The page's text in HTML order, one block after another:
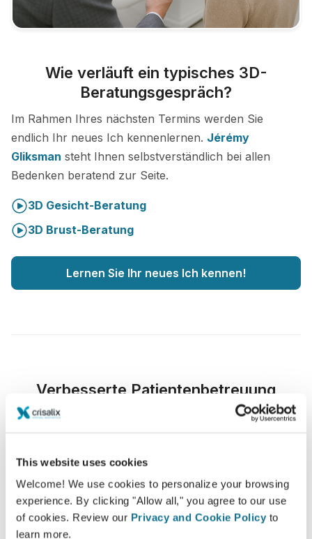
This website uses cookies
Welcome! We use cookies to personalize your browsing
experience. By clicking "Allow all," you agree to our use
of cookies. Review our Privacy and Cookie Policy to
learn more.
Wie verläuft ein typisches 3D-
Beratungsgespräch?
Im Rahmen Ihres nächsten Termins werden Sie
endlich Ihr neues Ich kennenlernen. Jérémy
Gliksman steht Ihnen selbstverständlich bei allen
Bedenken beratend zur Seite.
3D Gesicht-Beratung
3D Brust-Beratung
Lernen Sie Ihr neues Ich kennen!
Verbesserte Patientenbetreuung
Crisalix ist ein innovatives Hilfsmittel, das die